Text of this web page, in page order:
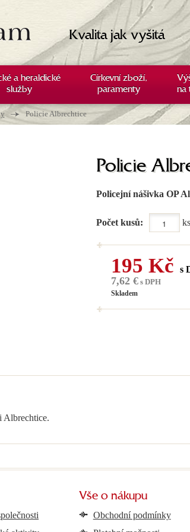
Kvalita jak vyšitá
→ Policie Albrechtice
Policie
Policejní nášivka OP
Počet kusů: ks
195 Kč s
7,62 €s DPH
Skladem
Albrechtice.
Vše o nákupu
Obchodní podmínky
a heraldické
služby
Církevní zboží,
paramenty
na